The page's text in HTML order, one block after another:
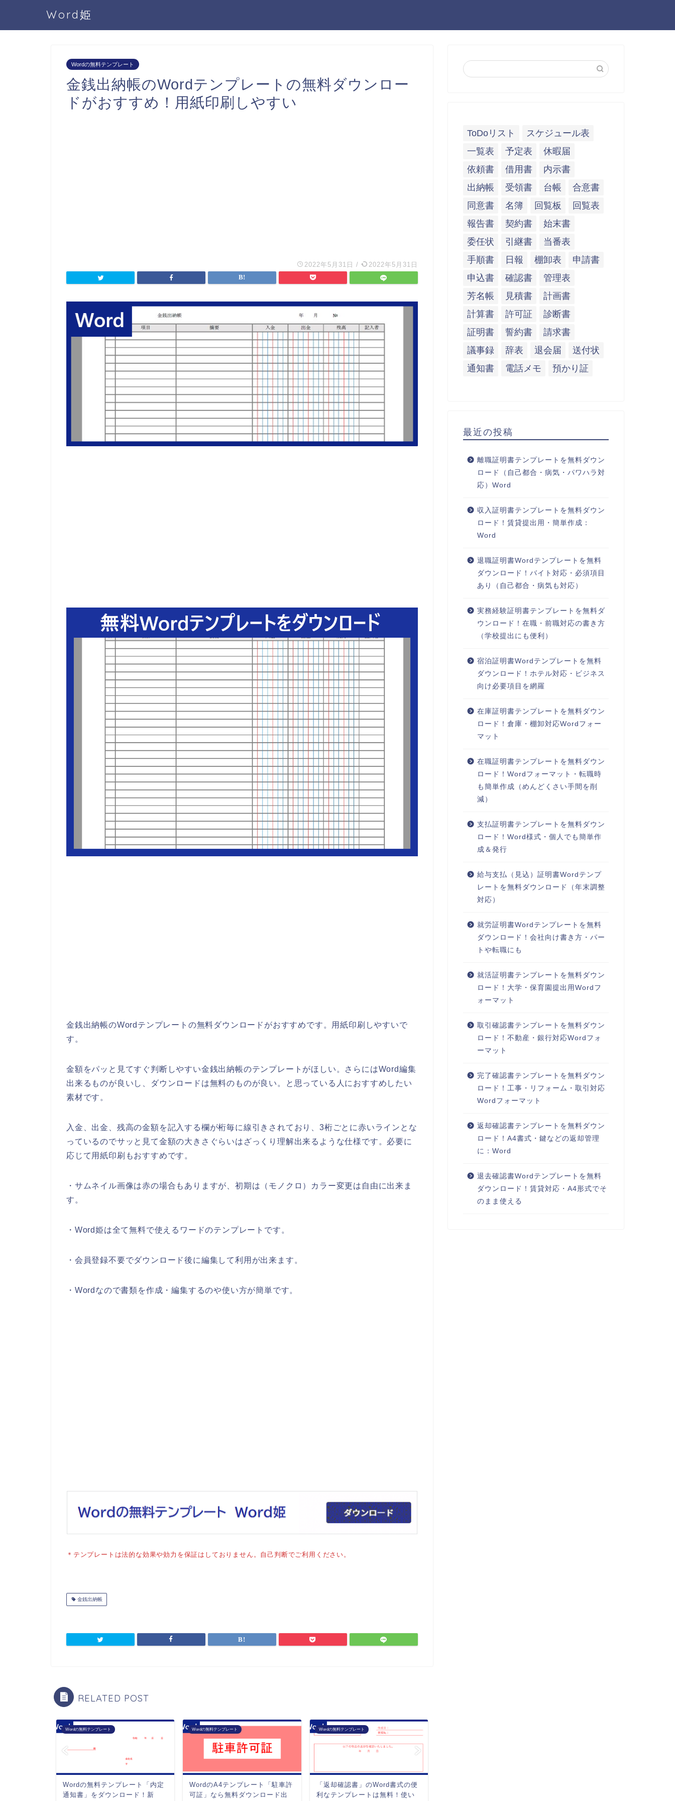
Word姫
Wordの無料テンプレート
金銭出納帳のWordテンプレートの無料ダウンロー
ドがおすすめ！用紙印刷しやすい
2022年5月31日 / 2022年5月31日
金銭出納帳のWordテンプレートの無料ダウンロードがおすすめです。用紙印刷しやすいで
す。
金額をパッと見てすぐ判断しやすい金銭出納帳のテンプレートがほしい。さらにはWord編集
出来るものが良いし、ダウンロードは無料のものが良い。と思っている人におすすめしたい
素材です。
入金、出金、残高の金額を記入する欄が桁毎に線引きされており、3桁ごとに赤いラインとな
っているのでサッと見て金額の大きさぐらいはざっくり理解出来るような仕様です。必要に
応じて用紙印刷もおすすめです。
・サムネイル画像は赤の場合もありますが、初期は（モノクロ）カラー変更は自由に出来ま
す。
・Word姫は全て無料で使えるワードのテンプレートです。
・会員登録不要でダウンロード後に編集して利用が出来ます。
・Wordなので書類を作成・編集するのや使い方が簡単です。
＊テンプレートは法的な効果や効力を保証はしておりません。自己判断でご利用ください。
金銭出納帳
RELATED POST
Wordの無料テンプレート
Wordの無料テンプレート「内定
通知書」をダウンロード！新
Wordの無料テンプレート
WordのA4テンプレート「駐車許
可証」なら無料ダウンロード出
Wordの無料テンプレート
「返却確認書」のWord書式の便
利なテンプレートは無料！使い
ToDoリスト
スケジュール表
一覧表
予定表
休暇届
依頼書
借用書
内示書
出納帳
受領書 台帳
合意書
同意書
名簿 回覧板
回覧表
報告書
契約書
始末書
委任状
引継書
当番表
手順書
日報 棚卸表
申請書
申込書
確認書
管理表
芳名帳
見積書
計画書
計算書
許可証
診断書
証明書
誓約書
請求書
議事録
辞表 退会届
送付状
通知書
電話メモ 預かり証
最近の投稿
離職証明書テンプレートを無料ダウン
ロード（自己都合・病気・パワハラ対
応）Word
収入証明書テンプレートを無料ダウン
ロード！賃貸提出用・簡単作成：
Word
退職証明書Wordテンプレートを無料
ダウンロード！バイト対応・必須項目
あり（自己都合・病気も対応）
実務経験証明書テンプレートを無料ダ
ウンロード！在職・前職対応の書き方
（学校提出にも便利）
宿泊証明書Wordテンプレートを無料
ダウンロード！ホテル対応・ビジネス
向け必要項目を網羅
在庫証明書テンプレートを無料ダウン
ロード！倉庫・棚卸対応Wordフォー
マット
在職証明書テンプレートを無料ダウン
ロード！Wordフォーマット・転職時
も簡単作成（めんどくさい手間を削
減）
支払証明書テンプレートを無料ダウン
ロード！Word様式・個人でも簡単作
成＆発行
給与支払（見込）証明書Wordテンプ
レートを無料ダウンロード（年末調整
対応）
就労証明書Wordテンプレートを無料
ダウンロード！会社向け書き方・パー
トや転職にも
就活証明書テンプレートを無料ダウン
ロード！大学・保育園提出用Wordフ
ォーマット
取引確認書テンプレートを無料ダウン
ロード！不動産・銀行対応Wordフォ
ーマット
完了確認書テンプレートを無料ダウン
ロード！工事・リフォーム・取引対応
Wordフォーマット
返却確認書テンプレートを無料ダウン
ロード！A4書式・鍵などの返却管理
に：Word
退去確認書Wordテンプレートを無料
ダウンロード！賃貸対応・A4形式でそ
のまま使える